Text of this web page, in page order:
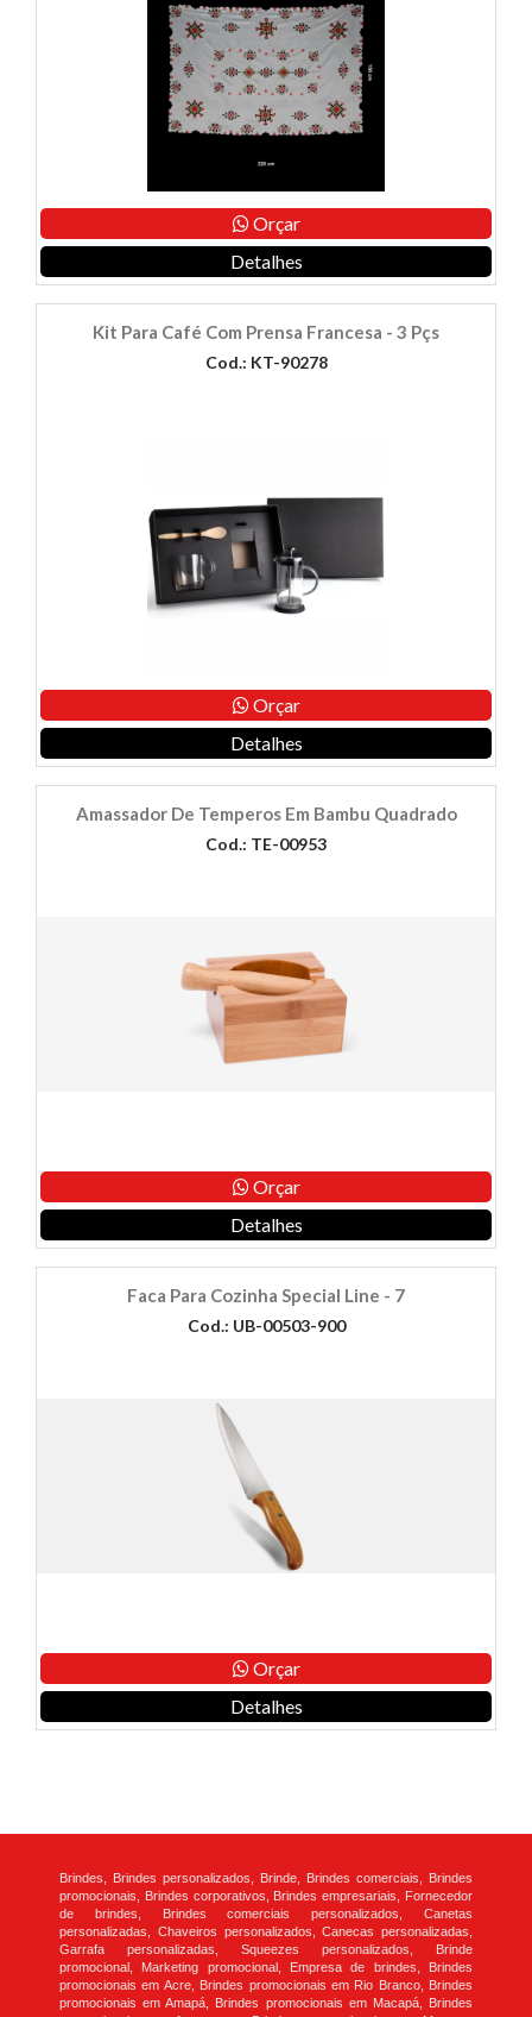
Orçar
Detalhes
Kit Para Café Com Prensa Francesa - 3 Pçs
Cod.: KT-90278
Orçar
Detalhes
Amassador De Temperos Em Bambu Quadrado
Cod.: TE-00953
Orçar
Detalhes
Faca Para Cozinha Special Line - 7
Cod.: UB-00503-900
Orçar
Detalhes
Brindes, Brindes personalizados, Brinde, Brindes comerciais, Brindes
promocionais, Brindes corporativos, Brindes empresariais, Fornecedor
de brindes, Brindes comerciais personalizados, Canetas
personalizadas, Chaveiros personalizados, Canecas personalizadas,
Garrafa personalizadas, Squeezes personalizados, Brinde
promocional, Marketing promocional, Empresa de brindes, Brindes
promocionais em Acre, Brindes promocionais em Rio Branco, Brindes
promocionais em Amapá, Brindes promocionais em Macapá, Brindes